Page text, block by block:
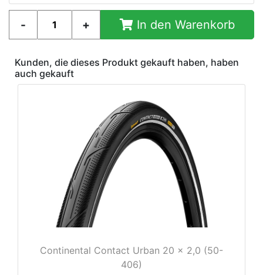
In den Warenkorb
Kunden, die dieses Produkt gekauft haben, haben
auch gekauft
Continental Contact Urban 20 x 2,0 (50-
406)